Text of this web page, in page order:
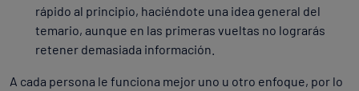
rápido al principio, haciéndote una idea general del
temario, aunque en las primeras vueltas no lograrás
retener demasiada información.
A cada persona le funciona mejor uno u otro enfoque, por lo